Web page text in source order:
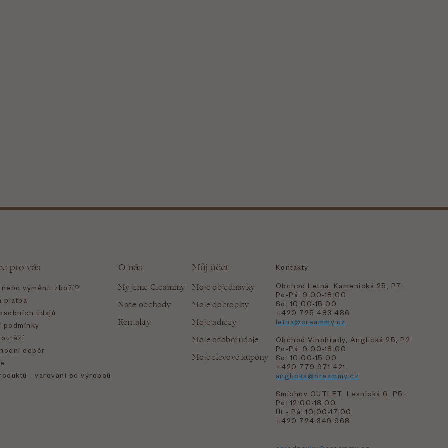
pro vás
vyměnit zboží?
platba
údajů
podmínky
odběr
- varování od výrobců
O nás
My jsme Creammy
Naše obchody
Kontakty
Můj účet
Moje objednávky
Moje dobropisy
Moje adresy
Moje osobní údaje
Moje slevové kupóny
Kontakty
Obchod Letná, Kamenická 25, P7:
Po-Pá: 9:00-18:00
So: 10:00-15:00
+420 725 483 486
letna@creammy.cz
Obchod Vinohrady, Anglická 25, P2:
Po-Pá: 9:00-18:00
So: 10:00-15:00
+420 779 971 421
anglicka@creammy.cz
Smíchov OUTLET, Lesnická 6, P5:
Po: 12:00-18:00
Út - Pá: 10:00-17:00
+420 724 349 968